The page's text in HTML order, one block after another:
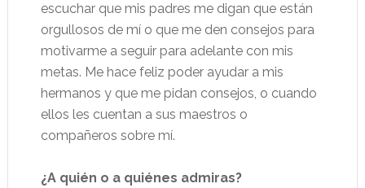
escuchar que mis padres me digan que están
orgullosos de mí o que me den consejos para
motivarme a seguir para adelante con mis
metas. Me hace feliz poder ayudar a mis
hermanos y que me pidan consejos, o cuando
ellos les cuentan a sus maestros o
compañeros sobre mí.
¿A quién o a quiénes admiras?